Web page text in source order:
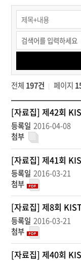
홍보관
포럼
행사
KISTEP
수요포럼
>
자료집
검색
전체 197건 페이지
홍
보
관
>
포
럼
및
행
사
>
KISTEP
수
요
포
[자료집] 제42회
2016-04-08
[자료집] 제41회
2016-03-21
[자료집] 제8회
2016-03-21
[자료집] 제40회